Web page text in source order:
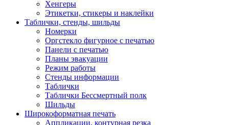
Хенгеры
Этикетки, стикеры и наклейки
Таблички, стенды, шильды
Номерки
Оргстекло фигурное с печатью
Панели с печатью
Планы эвакуации
Режим работы
Стенды информации
Таблички
Таблички Бессмертный полк
Шильды
Широкоформатная печать
Аппликации, контурная резка